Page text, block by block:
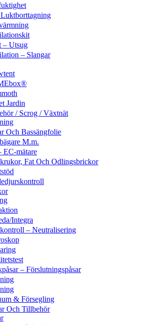
– Utsug
– Slangar
Jardin
/ Scrog / Växtnät
Och Bassängfolie
M.m.
EC-mätare
Fat Och Odlingsbrickor
Integra
– Neutralisering
– Förslutningspåsar
& Försegling
Och Tillbehör